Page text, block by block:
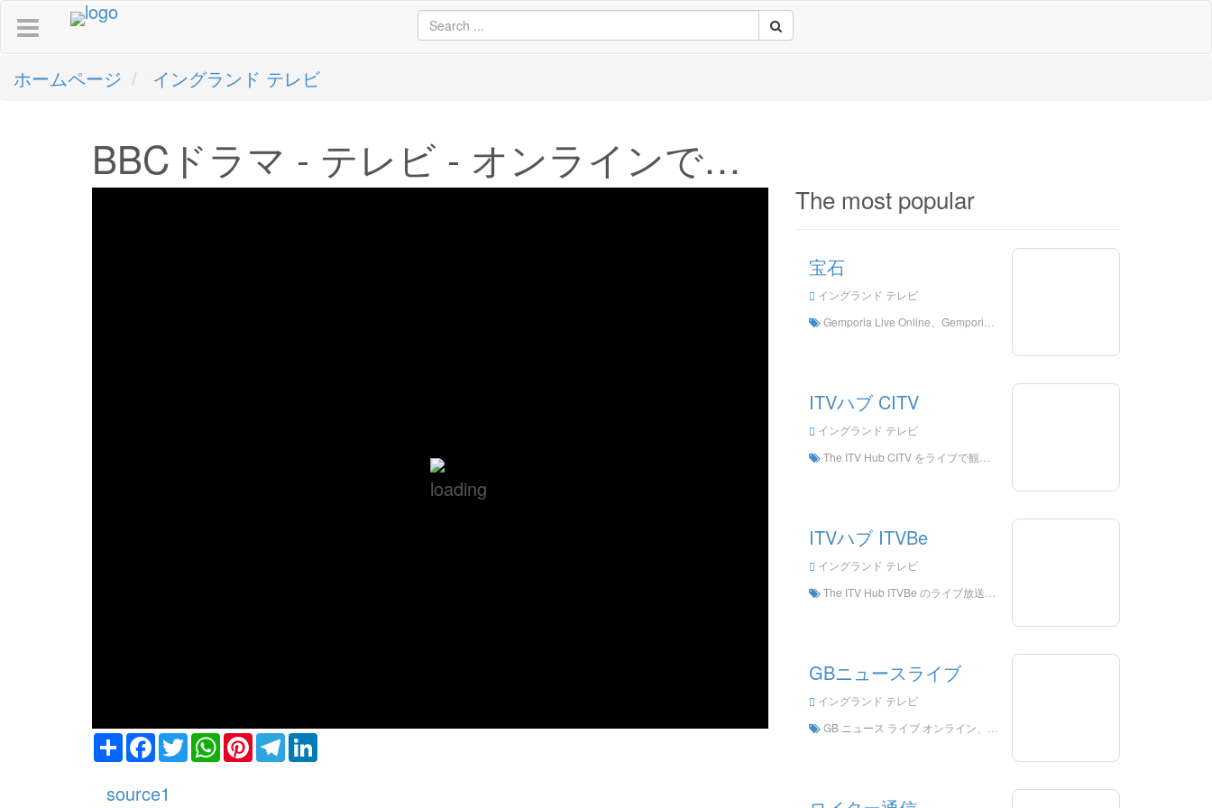
ホームページ イングランド テレビ
BBCドラマ - テレビ - オンラインで見る
ShareFacebook
TwitterWhatsApp
PinterestTelegram
source1
The most popular
宝石
イングランド テレビ
Gemporia Live Online、Gemporia HDライブストリーミング、Gemporia Watch Live TVがイギリスからLive TV
ITVハブ CITV
イングランド テレビ
The ITV Hub CITV をライブで観る。The ITV Hub CITV HD Live Streaning, The ITV Hub CITV Watch Live TV from England
ITVハブ ITVBe
イングランド テレビ
The ITV Hub ITVBe のライブ放送をオンラインで視聴できます。
GBニュースライブ
イングランド テレビ
GB ニュース ライブ オンライン、GB ニュース ライブ HD ライブ ストリーミング、GB ニュース ライブ視聴ライブ テレビ イングランドから。